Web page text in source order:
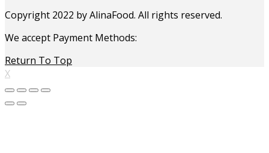
Copyright 2022 by AlinaFood. All rights reserved.
We accept Payment Methods:
Return To Top
X